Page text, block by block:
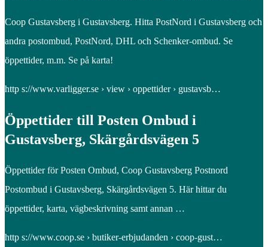
Coop Gustavsberg i Gustavsberg. Hitta PostNord i Gustavsberg och
andra postombud, PostNord, DHL och Schenker-ombud. Se
öppettider, m.m. Se på karta!
http s://www.varligger.se › view › oppettider › gustavsb…
Öppettider till Posten Ombud i
Gustavsberg, Skärgårdsvägen 5
Öppettider för Posten Ombud, Coop Gustavsberg Postnord
Postombud i Gustavsberg, Skärgårdsvägen 5. Här hittar du
öppettider, karta, vägbeskrivning samt annan …
http s://www.coop.se › butiker-erbjudanden › coop-gust…